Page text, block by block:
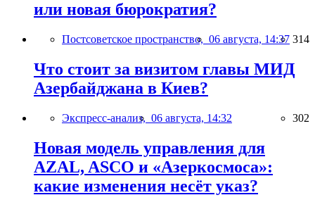
или новая бюрократия?
Постсоветское пространство, 06 августа, 14:37 314
Что стоит за визитом главы МИД
Азербайджана в Киев?
Экспресс-анализ, 06 августа, 14:32 302
Новая модель управления для
AZAL, ASCO и «Азеркосмоса»:
какие изменения несёт указ?